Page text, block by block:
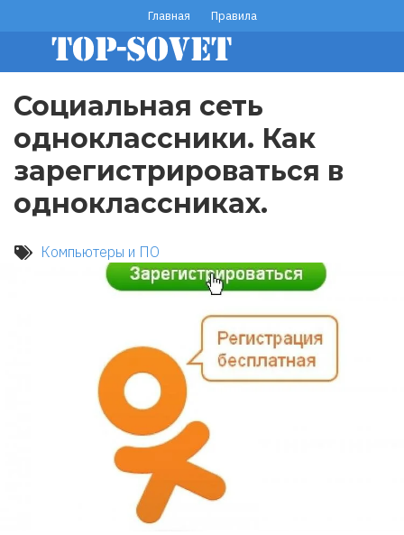
основному
содержанию
footer
menu
Главная Правила
Социальная сеть
одноклассники. Как
зарегистрироваться в
одноклассниках.
Компьютеры и ПО